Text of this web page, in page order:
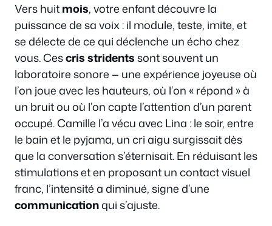
Vers huitmois, votre enfant découvre la
puissance de sa voix : il module, teste, imite, et
se délecte de ce qui déclenche un écho chez
vous. Cescris stridentssont souvent un
laboratoire sonore — une expérience joyeuse où
l’on joue avec les hauteurs, où l’on « répond » à
un bruit ou où l’on capte l’attention d’un parent
occupé. Camille l’a vécu avec Lina : le soir, entre
le bain et le pyjama, un cri aigu surgissait dès
que la conversation s’éternisait. En réduisant les
stimulations et en proposant un contact visuel
franc, l’intensité a diminué, signe d’une
communicationqui s’ajuste.